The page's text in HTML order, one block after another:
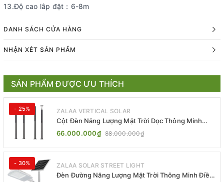
13.Độ cao lắp đặt：6-8m
DANH SÁCH CỬA HÀNG
NHẬN XÉT SẢN PHẨM
SẢN PHẨM ĐƯỢC ƯU THÍCH
- 25% ZALAA VERTICAL SOLAR
Cột Đèn Năng Lượng Mặt Trời Dọc Thông Minh
ZSR-YYDS-360 | ZALAA Jsc
66.000.000₫ 88.000.000₫
- 30% ZALAA SOLAR STREET LIGHT
Đèn Đường Năng Lượng Mặt Trời Thông Minh Điều